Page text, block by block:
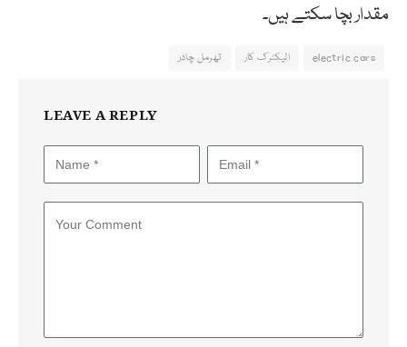
مقدار بچا سکتے ہیں۔
electric cars الیکٹرک کار تھرمل چادر
LEAVE A REPLY